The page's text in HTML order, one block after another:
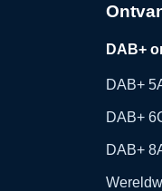
DAB+
DAB+
DAB+
DAB+